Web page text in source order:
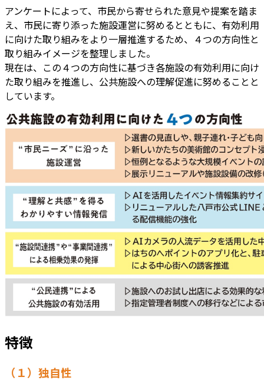
アンケートによって、市民から寄せられた意見や提案を踏ま
え、市民に寄り添った施設運営に努めるとともに、有効利用
に向けた取り組みをより一層推進するため、４つの方向性と
取り組みイメージを整理しました。
現在は、この４つの方向性に基づき各施設の有効利用に向け
た取り組みを推進し、公共施設への理解促進に努めることと
しています。
特徴
（１）独自性